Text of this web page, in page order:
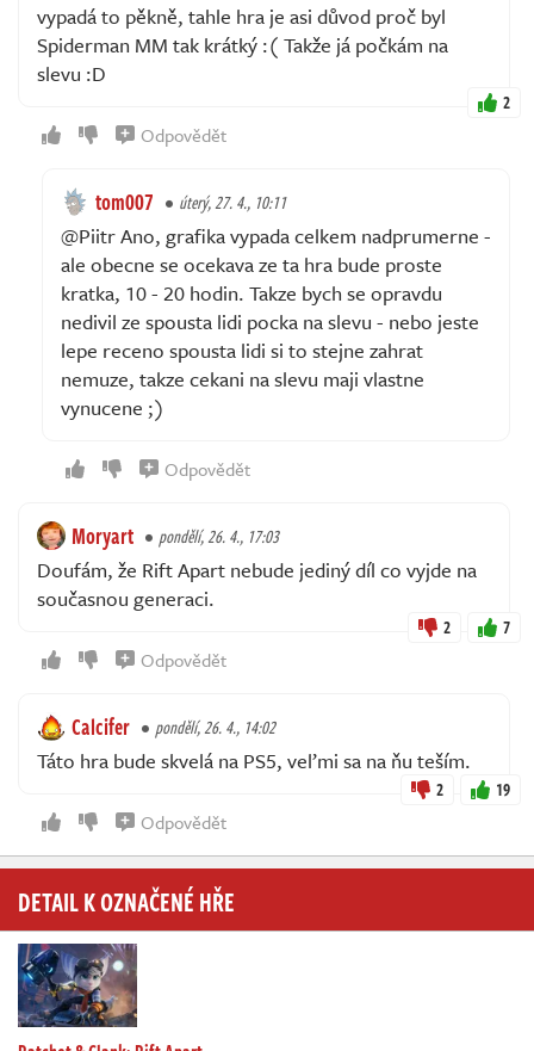
vypadá to pěkně, tahle hra je asi důvod proč byl
Spiderman MM tak krátký :( Takže já počkám na
slevu :D
2
Odpovědět
tom007 úterý, 27. 4., 10:11
@Piitr Ano, grafika vypada celkem nadprumerne -
ale obecne se ocekava ze ta hra bude proste
kratka, 10 - 20 hodin. Takze bych se opravdu
nedivil ze spousta lidi pocka na slevu - nebo jeste
lepe receno spousta lidi si to stejne zahrat
nemuze, takze cekani na slevu maji vlastne
vynucene ;)
Odpovědět
Moryart pondělí, 26. 4., 17:03
Doufám, že Rift Apart nebude jediný díl co vyjde na
současnou generaci.
2 7
Odpovědět
Calcifer pondělí, 26. 4., 14:02
Táto hra bude skvelá na PS5, veľmi sa na ňu teším.
2 19
Odpovědět
DETAIL K OZNAČENÉ HŘE